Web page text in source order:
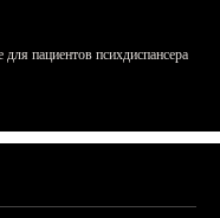
для пациентов психдиспансера